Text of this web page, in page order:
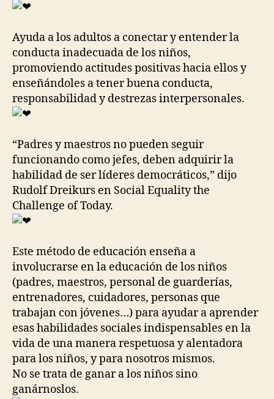
Ayuda a los adultos a conectar y entender la
conducta inadecuada de los niños,
promoviendo actitudes positivas hacia ellos y
enseñándoles a tener buena conducta,
responsabilidad y destrezas interpersonales.
“Padres y maestros no pueden seguir
funcionando como jefes, deben adquirir la
habilidad de ser líderes democráticos,” dijo
Rudolf Dreikurs en Social Equality the
Challenge of Today.
Este método de educación enseña a
involucrarse en la educación de los niños
(padres, maestros, personal de guarderías,
entrenadores, cuidadores, personas que
trabajan con jóvenes…) para ayudar a aprender
esas habilidades sociales indispensables en la
vida de una manera respetuosa y alentadora
para los niños, y para nosotros mismos.
No se trata de ganar a los niños sino
ganárnoslos.